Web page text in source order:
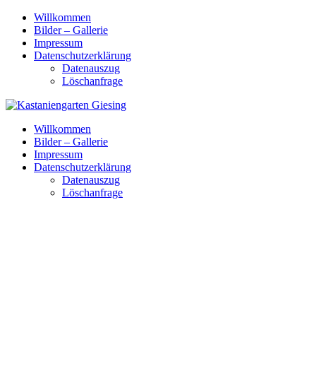
Skip
content
Willkommen
Bilder – Gallerie
Impressum
Datenschutzerklärung
Datenauszug
Löschanfrage
Willkommen
Bilder – Gallerie
Impressum
Datenschutzerklärung
Datenauszug
Löschanfrage